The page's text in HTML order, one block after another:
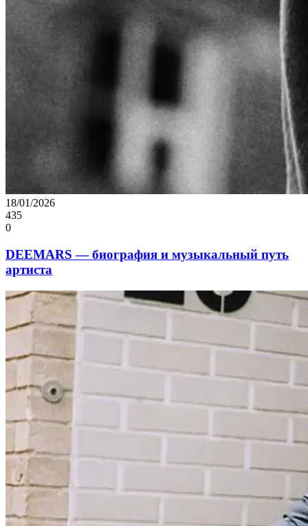
18/01/2026
435
0
DEEMARS — биография и музыкальный путь
артиста